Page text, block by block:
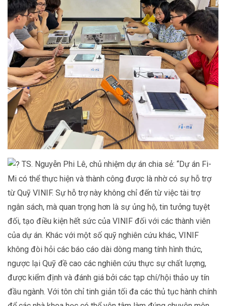
TS. Nguyễn Phi Lê, chủ nhiệm dự án chia sẻ: “Dự án Fi-
Mi có thể thực hiện và thành công được là nhờ có sự hỗ trợ
từ Quỹ VINIF. Sự hỗ trợ này không chỉ đến từ việc tài trợ
ngân sách, mà quan trọng hơn là sự ủng hộ, tin tưởng tuyệt
đối, tạo điều kiện hết sức của VINIF đối với các thành viên
của dự án. Khác với một số quỹ nghiên cứu khác, VINIF
không đòi hỏi các báo cáo dài dòng mang tính hình thức,
ngược lại Quỹ đề cao các nghiên cứu thực sự chất lượng,
được kiểm định và đánh giá bởi các tạp chí/hội thảo uy tín
đầu ngành. Với tôn chỉ tinh giản tối đa các thủ tục hành chính